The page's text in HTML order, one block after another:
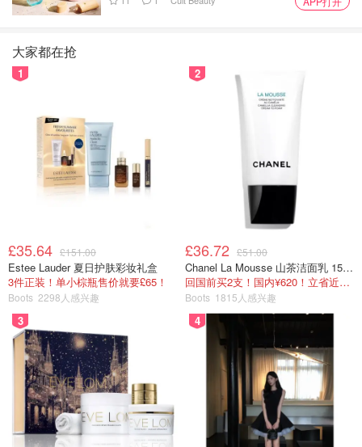
3. 退税方式，信用卡、现金或者支付宝c需要现场选择。支
付宝到账比较快，几乎是即时到账。现金可选退欧元还是美
金，但收手续费比较多，信用卡少一点。我建议global blue
可以选择退到信用卡，因为效率很高，退款12.5%有短信跟
踪很放心。planner大额退税$1000左右慎重些可以考虑退
回信用卡，如果想没有后续麻烦就选退现金。
大家都在抢
1
£35.64 £151.00
Estee Lauder 夏日护肤彩妆礼盒
3件正装！单小棕瓶售价就要£65！
Boots 2298人感兴趣
2
£36.72 £51.00
Chanel La Mousse 山茶洁面乳 150ml
回国前买2支！国内¥620！立省近一半！
Boots 1815人感兴趣
3 4